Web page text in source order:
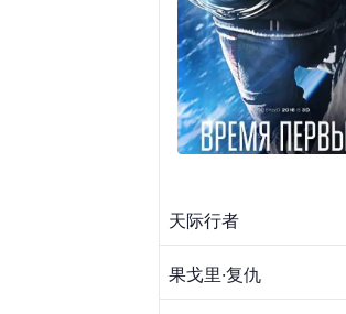
天际行者
果戈里·复仇